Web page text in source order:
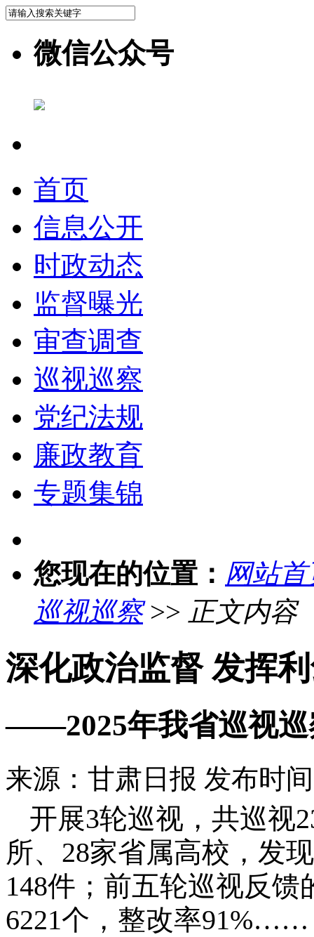
微信公众号
首页
信息公开
时政动态
监督曝光
审查调查
巡视巡察
党纪法规
廉政教育
专题集锦
您现在的位置： 网站首
巡视巡察>> 正文内容
深化政治监督 发挥
——2025年我省巡视巡
来源：甘肃日报 发布时
开展3轮巡视，共巡视
所、28家省属高校，发
148件；前五轮巡视反馈
6221个，整改率91%……